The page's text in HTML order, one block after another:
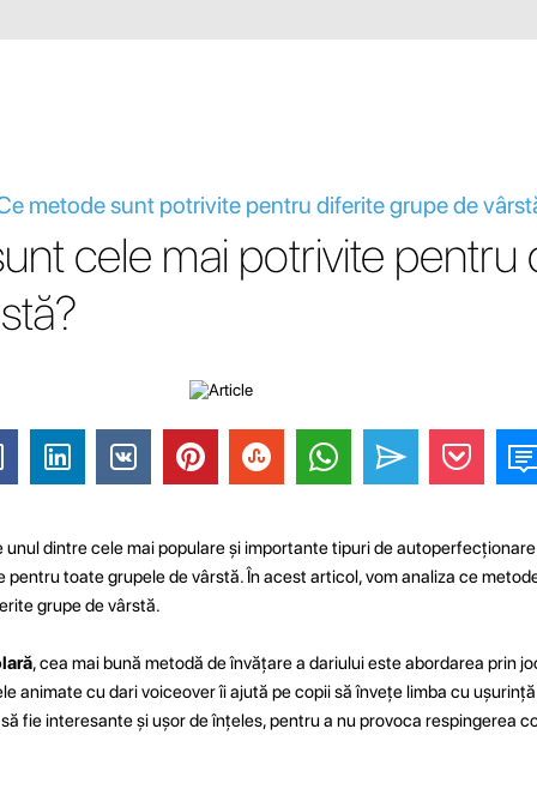
metode sunt potrivite pentru diferite grupe de
cele mai potrivite pentru
unul dintre cele mai populare și importante tipuri de
toate grupele de vârstă. În acest articol, vom analiza ce
grupe de vârstă.
, cea mai bună metodă de învățare a dariului este abordarea prin
animate cu dari voiceover îi ajută pe copii să învețe limba cu ușurință
fie interesante și ușor de înțeles, pentru a nu provoca respingerea